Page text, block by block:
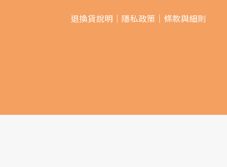
退換貨說明｜ 隱私政策｜ 條款與細則